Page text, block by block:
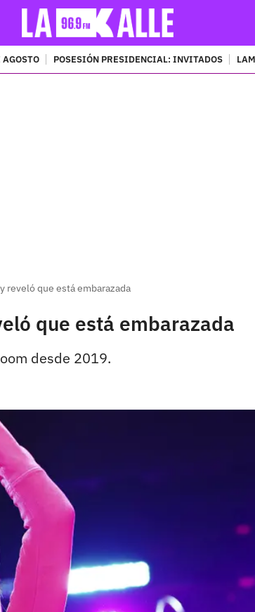
AGOSTO POSESIÓN PRESIDENCIAL: INVITADOS
reveló que está embarazada
que está embarazada
desde 2019.